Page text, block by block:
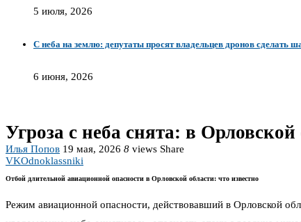
5 июля, 2026
С неба на землю: депутаты просят владельцев дронов сделать
6 июня, 2026
Угроза с неба снята: в
Илья Попов 19 мая, 2026 8 views Share
VKOdnoklassniki
Отбой длительной авиационной опасности в Орловской области: что известно
Режим авиационной опасности, действовавший в Орловской